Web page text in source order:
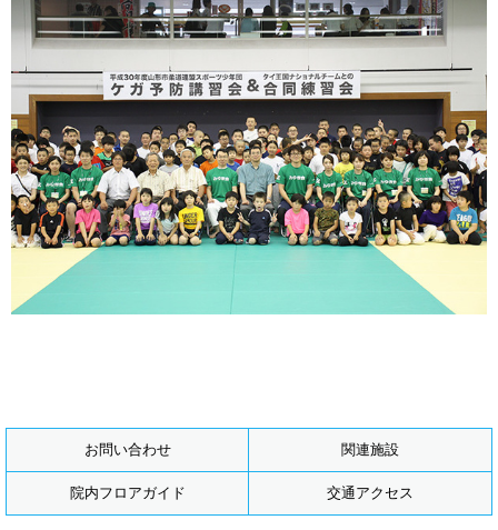
お問い合わせ 関連施設
院内フロアガイド 交通アクセス